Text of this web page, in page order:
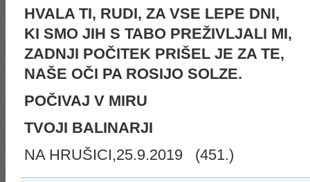
HVALA TI, RUDI, ZA VSE LEPE DNI,
KI SMO JIH S TABO PREŽIVLJALI MI,
ZADNJI POČITEK PRIŠEL JE ZA TE,
NAŠE OČI PA ROSIJO SOLZE.
POČIVAJ V MIRU
TVOJI BALINARJI
NA HRUŠICI,25.9.2019 (451.)